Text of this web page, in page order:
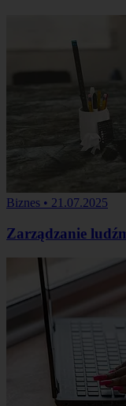
Biznes • 21.07.2025
Zarządzanie